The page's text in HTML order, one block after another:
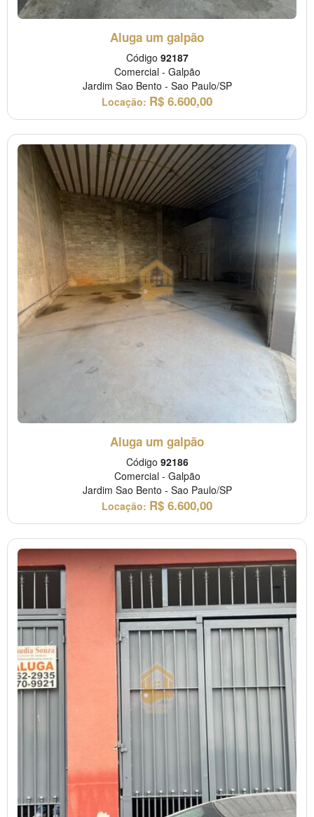
Aluga um galpão
Código 92187
Comercial - Galpão
Jardim Sao Bento - Sao Paulo/SP
Locação: R$ 6.600,00
Aluga um galpão
Código 92186
Comercial - Galpão
Jardim Sao Bento - Sao Paulo/SP
Locação: R$ 6.600,00